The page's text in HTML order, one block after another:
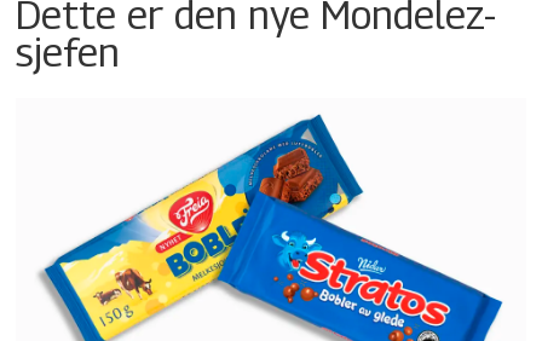
Dette er den nye Mondelez-
sjefen